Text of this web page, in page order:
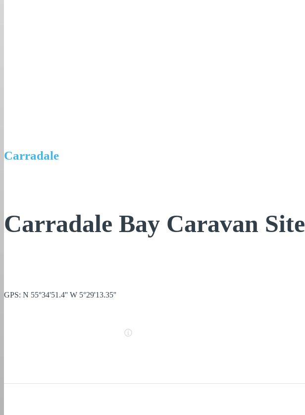
Carradale
Carradale Bay Caravan Site
GPS: N 55°34'51.4'' W 5°29'13.35''